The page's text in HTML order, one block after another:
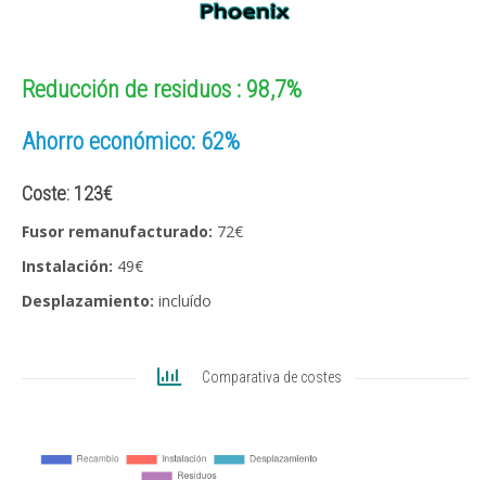
Reducción de residuos : 98,7%
Ahorro económico: 62%
Coste: 123€
Fusor remanufacturado: 72€
Instalación: 49€
Desplazamiento: incluído
Comparativa de costes